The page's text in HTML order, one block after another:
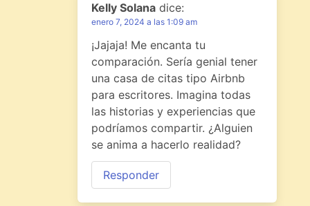
Kelly Solana dice:
enero 7, 2024 a las 1:09 am
¡Jajaja! Me encanta tu
comparación. Sería genial tener
una casa de citas tipo Airbnb
para escritores. Imagina todas
las historias y experiencias que
podríamos compartir. ¿Alguien
se anima a hacerlo realidad?
Responder